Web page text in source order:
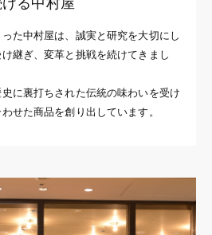
た中村屋は、誠実と研究を大切にし
継ぎ、変革と挑戦を続けてきまし
に裏打ちされた伝統の味わいを受け
せた商品を創り出しています。